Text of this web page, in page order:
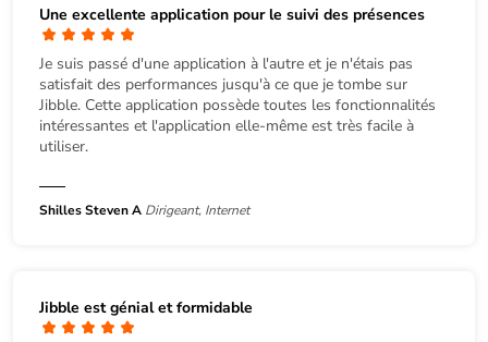
Une excellente application pour le suivi des présences
Je suis passé d'une application à l'autre et je n'étais pas
satisfait des performances jusqu'à ce que je tombe sur
Jibble. Cette application possède toutes les fonctionnalités
intéressantes et l'application elle-même est très facile à
utiliser.
Shilles Steven A Dirigeant, Internet
Jibble est génial et formidable